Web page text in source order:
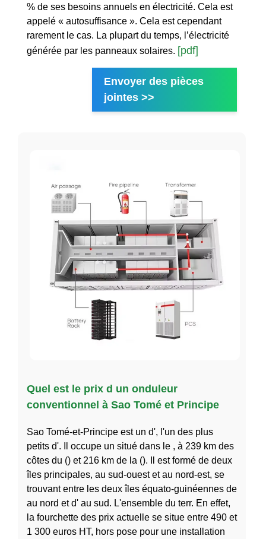
% de ses besoins annuels en électricité. Cela est
appelé « autosuffisance ». Cela est cependant
rarement le cas. La plupart du temps, l’électricité
générée par les panneaux solaires. [pdf]
Envoyer des pièces
jointes >>
Quel est le prix d un onduleur
conventionnel à Sao Tomé et Principe
Sao Tomé-et-Principe est un d', l'un des plus
petits d'. Il occupe un situé dans le , à 239 km des
côtes du () et 216 km de la (). Il est formé de deux
îles principales, au sud-ouest et au nord-est, se
trouvant entre les deux îles équato-guinéennes de
au nord et d' au sud. L'ensemble du terr. En effet,
la fourchette des prix actuelle se situe entre 490 et
1 300 euros HT, hors pose pour une installation